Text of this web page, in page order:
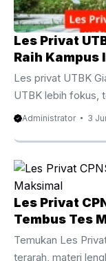
Les Privat
Raih Kampus
Les privat UTBK
UTBK lebih fokus,
berpengalaman
Kampus Impian
semakin ketat dari
siswa mulai
mampu
pilihan yang
Gianyar karena
fleksibel, dan ...
Administrator 3
Les Privat
Tembus Tes
Temukan Les
terarah, materi